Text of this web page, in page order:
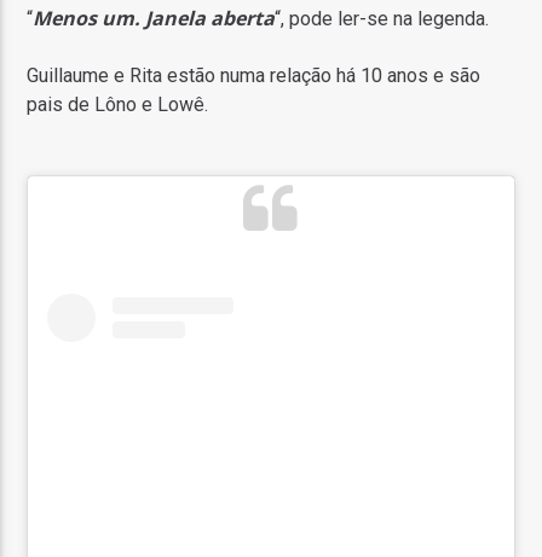
“Menos um. Janela aberta“, pode ler-se na legenda.
Guillaume e Rita estão numa relação há 10 anos e são
pais de Lôno e Lowê.